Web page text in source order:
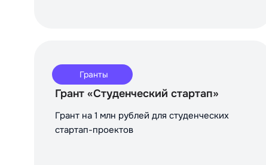
Гранты
Грант «Студенческий стартап»
Грант на 1 млн рублей для студенческих
стартап-проектов